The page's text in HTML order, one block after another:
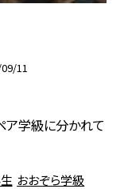
11
ア学級に分かれて
おおぞら学級